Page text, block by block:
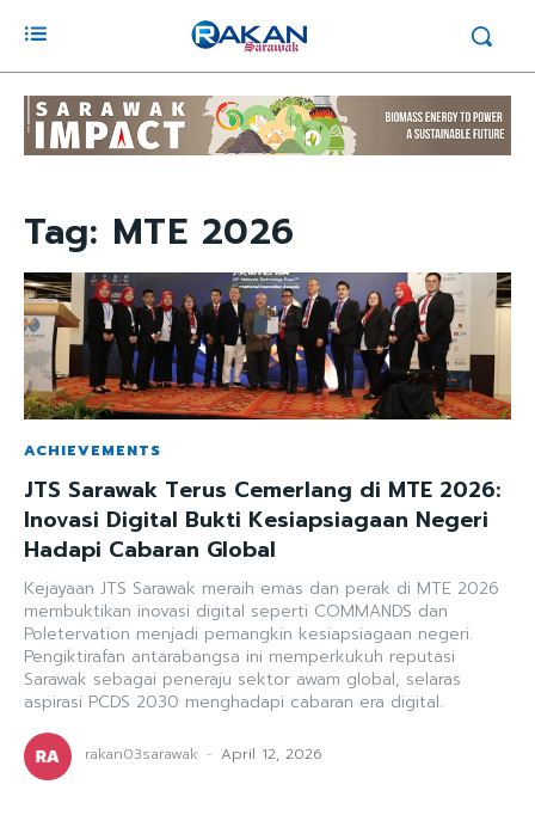
Tag: MTE 2026
ACHIEVEMENTS
JTS Sarawak Terus Cemerlang di MTE 2026:
Inovasi Digital Bukti Kesiapsiagaan Negeri
Hadapi Cabaran Global
Kejayaan JTS Sarawak meraih emas dan perak di MTE 2026
membuktikan inovasi digital seperti COMMANDS dan
Poletervation menjadi pemangkin kesiapsiagaan negeri.
Pengiktirafan antarabangsa ini memperkukuh reputasi
Sarawak sebagai peneraju sektor awam global, selaras
aspirasi PCDS 2030 menghadapi cabaran era digital.
rakan03sarawak - April 12, 2026